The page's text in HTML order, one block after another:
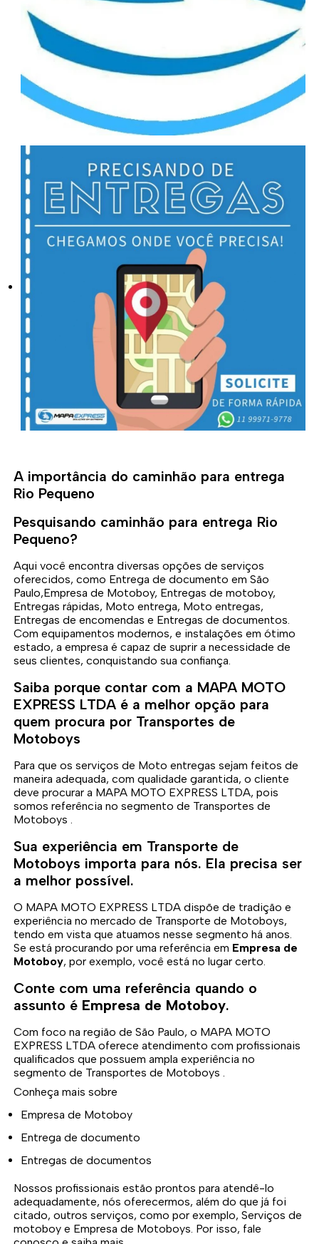
A importância do caminhão para entrega
Rio Pequeno
Pesquisando caminhão para entrega Rio
Pequeno?
Aqui você encontra diversas opções de serviços
oferecidos, como Entrega de documento em São
Paulo,Empresa de Motoboy, Entregas de motoboy,
Entregas rápidas, Moto entrega, Moto entregas,
Entregas de encomendas e Entregas de documentos.
Com equipamentos modernos, e instalações em ótimo
estado, a empresa é capaz de suprir a necessidade de
seus clientes, conquistando sua confiança.
Saiba porque contar com a MAPA MOTO
EXPRESS LTDA é a melhor opção para
quem procura por Transportes de
Motoboys
Para que os serviços de Moto entregas sejam feitos de
maneira adequada, com qualidade garantida, o cliente
deve procurar a MAPA MOTO EXPRESS LTDA, pois
somos referência no segmento de Transportes de
Motoboys .
Sua experiência em Transporte de
Motoboys importa para nós. Ela precisa ser
a melhor possível.
O MAPA MOTO EXPRESS LTDA dispõe de tradição e
experiência no mercado de Transporte de Motoboys,
tendo em vista que atuamos nesse segmento há anos.
Se está procurando por uma referência em Empresa de
Motoboy, por exemplo, você está no lugar certo.
Conte com uma referência quando o
assunto é Empresa de Motoboy.
Com foco na região de São Paulo, o MAPA MOTO
EXPRESS LTDA oferece atendimento com profissionais
qualificados que possuem ampla experiência no
segmento de Transportes de Motoboys .
Conheça mais sobre
Empresa de Motoboy
Entrega de documento
Entregas de documentos
Nossos profissionais estão prontos para atendê-lo
adequadamente, nós oferecermos, além do que já foi
citado, outros serviços, como por exemplo, Serviços de
motoboy e Empresa de Motoboys. Por isso, fale